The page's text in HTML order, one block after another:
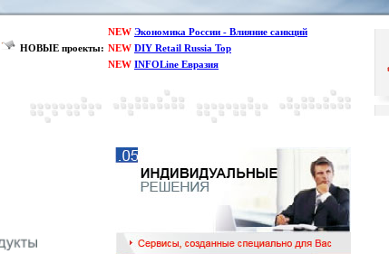
НОВЫЕ проекты:
NEW Экономика России - Влияние санкций
NEW DIY Retail Russia Top
NEW INFOLine Евразия